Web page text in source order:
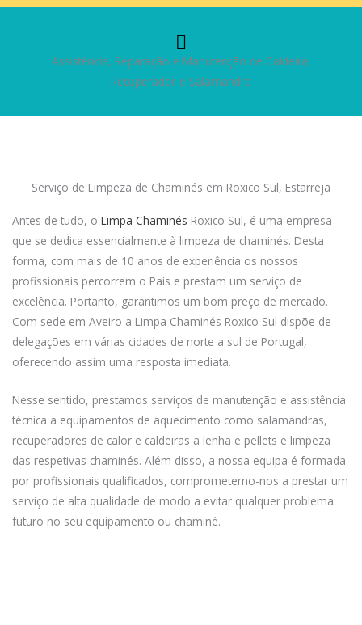
Assistência, Reparação e Manutenção de Caldeira,
Recuperador e Salamandra
Serviço de Limpeza de Chaminés em Roxico Sul, Estarreja
Antes de tudo, o Limpa Chaminés Roxico Sul, é uma empresa
que se dedica essencialmente à limpeza de chaminés. Desta
forma, com mais de 10 anos de experiência os nossos
profissionais percorrem o País e prestam um serviço de
excelência. Portanto, garantimos um bom preço de mercado.
Com sede em Aveiro a Limpa Chaminés Roxico Sul dispõe de
delegações em várias cidades de norte a sul de Portugal,
oferecendo assim uma resposta imediata.
Nesse sentido, prestamos serviços de manutenção e assistência
técnica a equipamentos de aquecimento como salamandras,
recuperadores de calor e caldeiras a lenha e pellets e limpeza
das respetivas chaminés. Além disso, a nossa equipa é formada
por profissionais qualificados, comprometemo-nos a prestar um
serviço de alta qualidade de modo a evitar qualquer problema
futuro no seu equipamento ou chaminé.